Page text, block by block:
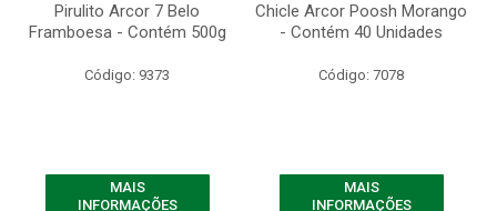
Pirulito Arcor 7 Belo
Framboesa - Contém 500g
Código: 9373
MAIS
INFORMAÇÕES
Chicle Arcor Poosh Morango
- Contém 40 Unidades
Código: 7078
MAIS
INFORMAÇÕES